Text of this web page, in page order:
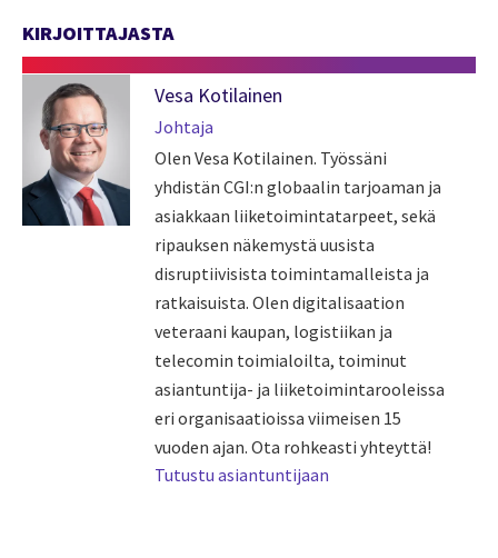
KIRJOITTAJASTA
Vesa Kotilainen
Johtaja
Olen Vesa Kotilainen. Työssäni
yhdistän CGI:n globaalin tarjoaman ja
asiakkaan liiketoimintatarpeet, sekä
ripauksen näkemystä uusista
disruptiivisista toimintamalleista ja
ratkaisuista. Olen digitalisaation
veteraani kaupan, logistiikan ja
telecomin toimialoilta, toiminut
asiantuntija- ja liiketoimintarooleissa
eri organisaatioissa viimeisen 15
vuoden ajan. Ota rohkeasti yhteyttä!
Tutustu asiantuntijaan